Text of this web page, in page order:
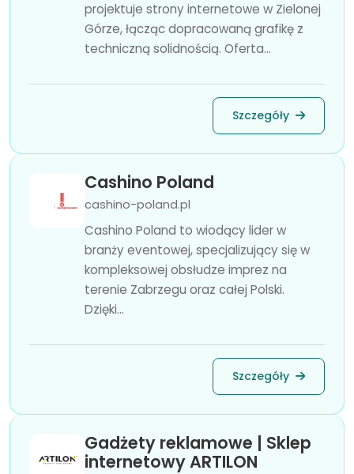
projektuje strony internetowe w Zielonej
Górze, łącząc dopracowaną grafikę z
techniczną solidnością. Oferta...
Szczegóły
Cashino Poland
cashino-poland.pl
Cashino Poland to wiodący lider w
branży eventowej, specjalizujący się w
kompleksowej obsłudze imprez na
terenie Zabrzegu oraz całej Polski.
Dzięki...
Szczegóły
Gadżety reklamowe | Sklep
internetowy ARTILON